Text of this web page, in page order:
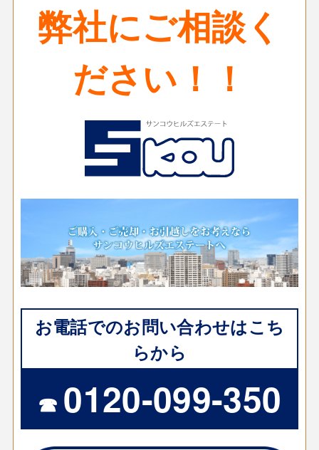
弊社にご相談く
ださい！！
お電話でのお問い合わせはこち
らから
☎ 0120-099-350